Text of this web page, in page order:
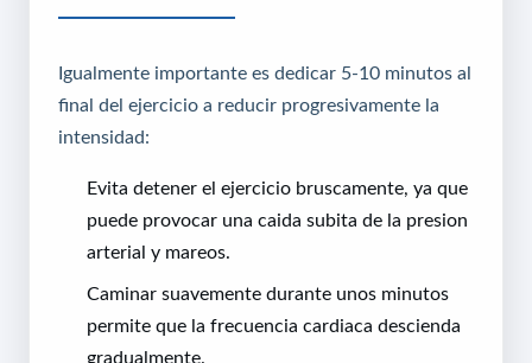
Igualmente importante es dedicar 5-10 minutos al
final del ejercicio a reducir progresivamente la
intensidad:
Evita detener el ejercicio bruscamente, ya que
puede provocar una caida subita de la presion
arterial y mareos.
Caminar suavemente durante unos minutos
permite que la frecuencia cardiaca descienda
gradualmente.